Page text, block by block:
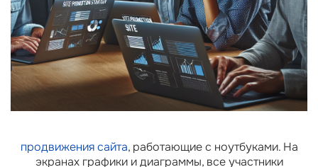
продвижения сайта, работающие с ноутбуками. На
экранах графики и диаграммы, все участники